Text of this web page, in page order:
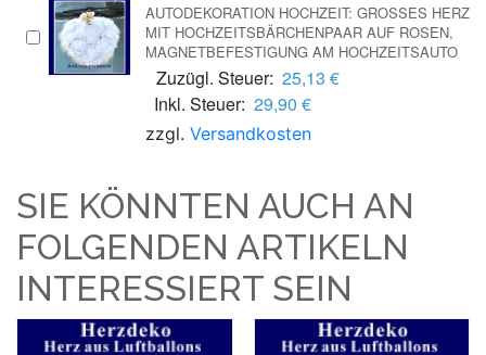
AUTODEKORATION HOCHZEIT: GROSSES HERZ M
IT HOCHZEITSBÄRCHENPAAR AUF ROSEN, M
AGNETBEFESTIGUNG AM HOCHZEITSAUTO
Zuzügl. Steuer: 25,13 €
Inkl. Steuer: 29,90 €
zzgl. Versandkosten
SIE KÖNNTEN AUCH AN
FOLGENDEN ARTIKELN
INTERESSIERT SEIN